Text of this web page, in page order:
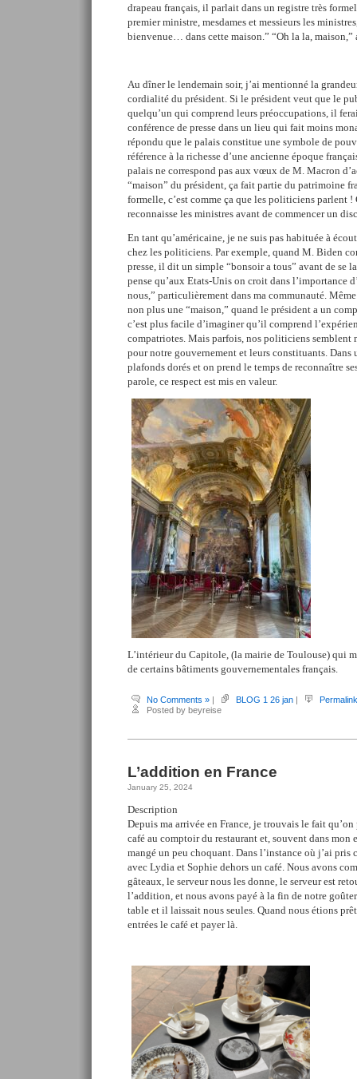
drapeau français, il parlait dans un registre très
premier ministre, mesdames et messieurs les
bienvenue… dans cette maison.” “Oh la la, maison,”
Au dîner le lendemain soir, j’ai mentionné la
cordialité du président. Si le président veut que le
quelqu’un qui comprend leurs préoccupations, il
conférence de presse dans un lieu qui fait moins
répondu que le palais constitue une symbole de
référence à la richesse d’une ancienne époque
palais ne correspond pas aux vœux de M. Macron
“maison” du président, ça fait partie du patrimoine
formelle, c’est comme ça que les politiciens parlent !
reconnaisse les ministres avant de commencer un
En tant qu’américaine, je ne suis pas habituée à
chez les politiciens. Parexemple, quand M. Biden
presse, il dit un simple “bonsoir a tous” avant de se
pense qu’aux Etats-Unis on croit dans l’importance
nous,” particulièrement dans ma communauté.
non plus une “maison,” quand le président a un
c’est plus facile d’imaginer qu’il comprend
compatriotes. Mais parfois, nos politiciens semblent
pour notre gouvernement et leurs constituants. Dans
plafonds dorés et on prend le temps de reconnaître
parole, ce respect est mis en valeur.
L’intérieur du Capitole, (la mairie de Toulouse) qui
de certains bâtiments gouvernementales français.
No Comments » | BLOG 1 26 jan |
Permalink
Posted by beyreise
L’addition en France
January 25, 2024
Description
Depuis ma arrivée en France, je trouvais le fait
café au comptoir du restaurant et, souvent dans mon
mangé un peu choquant. Dans l’instance où j’ai pris
avec Lydia et Sophie dehors un café. Nous avons
gâteaux, le serveur nous les donne, le serveur est
l’addition, et nous avons payé à la fin de notre
table et il laissait nous seules. Quand nous étions
entrées le café et payer là.